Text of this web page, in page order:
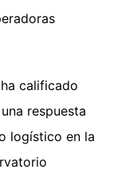
calificado
respuesta
logístico en la